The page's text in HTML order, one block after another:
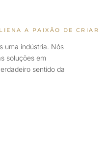
A PAIXÃO DE CRIAR
uma indústria. Nós
soluções em
sentido da